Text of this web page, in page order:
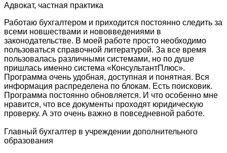
Адвокат, частная практика
Работаю бухгалтером и приходится постоянно следить за
всеми новшествами и нововведениями в
законодательстве. В моей работе просто необходимо
пользоваться справочной литературой. За все время
пользовалась различными системами, но по душе
пришлась именно система «КонсультантПлюс».
Программа очень удобная, доступная и понятная. Вся
информация распределена по блокам. Есть поисковик.
Программа постоянно обновляется. И что особенно мне
нравится, что все документы проходят юридическую
проверку. А это очень важно в повседневной работе.
Главный бухгалтер в учреждении дополнительного
образования